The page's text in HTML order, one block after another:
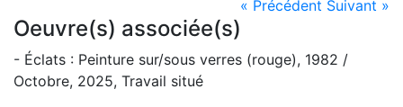
« Précédent Suivant »
Oeuvre(s) associée(s)
- Éclats : Peinture sur/sous verres (rouge), 1982 /
Octobre, 2025, Travail situé